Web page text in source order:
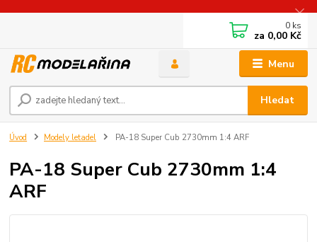
Menu
Hledat
0 ks
za 0,00 Kč
Úvod Modely letadel PA-18 Super Cub 2730mm 1:4 ARF
PA-18 Super Cub 2730mm 1:4
ARF